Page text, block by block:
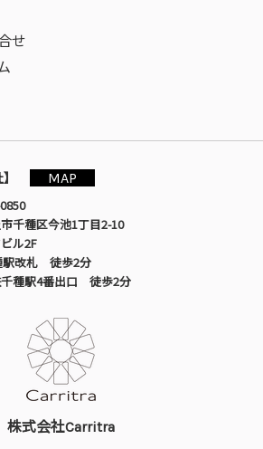
せ
MAP
千種区今池1丁目2-10
ル2F
駅改札 徒歩2分
種駅4番出口 徒歩2分
株式会社Carritra